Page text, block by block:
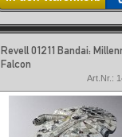
Revell 01211 Bandai:
Falcon
Art.Nr.: